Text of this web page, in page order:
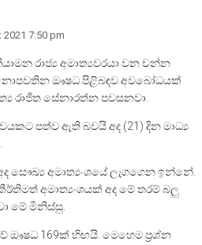
2021 7:50 pm
රාජ්‍ය අමාත්‍යවරයා වන චන්න
ඖෂධ පිළිබඳව අවබෝධයක්
රාජිත සේනාරත්න පවසනවා.
පත්ව ඇති බවයි අද (21) දින මාධ්‍ය
සෞඛ්‍ය අමාත්‍යංශයේ ලැගගෙන ඉන්නේ.
අමාත්‍යංශයක් අද මේ තරම් බලු
මේ මිනිස්සු.
ඖෂධ 169ක් හිඟයි. මෙහෙම ප්‍රශ්න